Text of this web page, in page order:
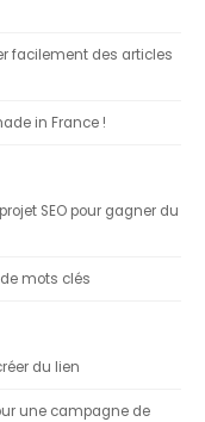
facilement des articles
in France !
SEO pour gagner du
mots clés
du lien
une campagne de